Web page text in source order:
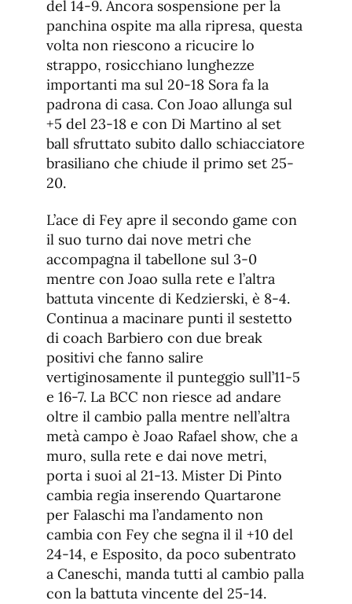
del 14-9. Ancora sospensione per la
panchina ospite ma alla ripresa, questa
volta non riescono a ricucire lo
strappo, rosicchiano lunghezze
importanti ma sul 20-18 Sora fa la
padrona di casa. Con Joao allunga sul
+5 del 23-18 e con Di Martino al set
ball sfruttato subito dallo schiacciatore
brasiliano che chiude il primo set 25-
20.
L’ace di Fey apre il secondo game con
il suo turno dai nove metri che
accompagna il tabellone sul 3-0
mentre con Joao sulla rete e l’altra
battuta vincente di Kedzierski, è 8-4.
Continua a macinare punti il sestetto
di coach Barbiero con due break
positivi che fanno salire
vertiginosamente il punteggio sull’11-5
e 16-7. La BCC non riesce ad andare
oltre il cambio palla mentre nell’altra
metà campo è Joao Rafael show, che a
muro, sulla rete e dai nove metri,
porta i suoi al 21-13. Mister Di Pinto
cambia regia inserendo Quartarone
per Falaschi ma l’andamento non
cambia con Fey che segna il il +10 del
24-14, e Esposito, da poco subentrato
a Caneschi, manda tutti al cambio palla
con la battuta vincente del 25-14.